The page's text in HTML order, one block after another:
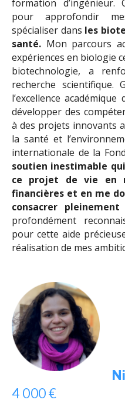
formation d’ingénieur.
pour approfondir
spécialiser dans les
santé. Mon parcours
expériences en biologie
biotechnologie, a
recherche
l’excellence
développer des
à des projets innovants
la santé et
internationale de la
soutien inestimable
ce projet de vie en
financières et en me
consacrer
profondément
pour cette aide
réalisation de mes
4 000 €